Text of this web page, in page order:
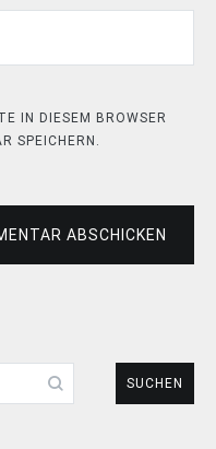
IN DIESEM BROWSER
SPEICHERN.
ABSCHICKEN